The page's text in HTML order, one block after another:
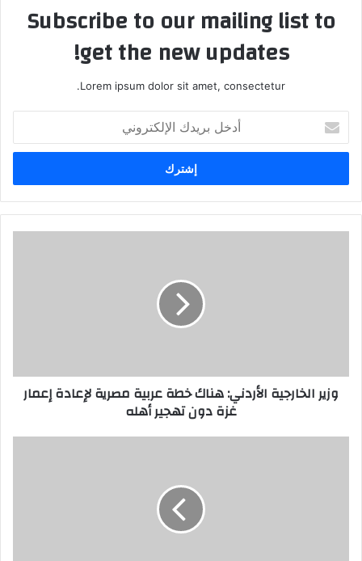
Subscribe to our mailing list to
get the new updates!
Lorem ipsum dolor sit amet, consectetur.
بريدك
الإلكتروني
وزير الخارجية الأردني: هناك خطة عربية مصرية لإعادة إعمار
غزة دون تهجير أهله